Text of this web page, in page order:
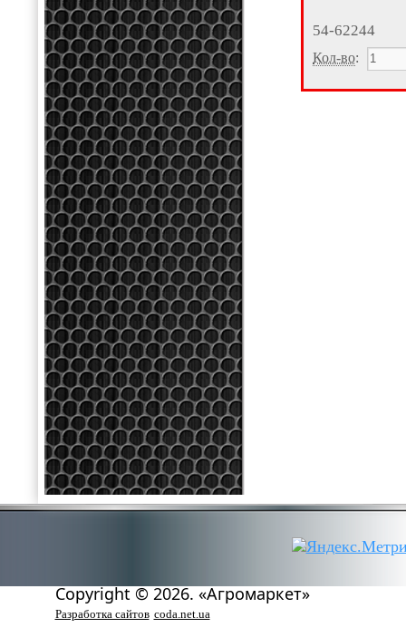
54-62244
Кол-во:
Copyright © 2026. «Агромаркет»
Разработка сайтов coda.net.ua